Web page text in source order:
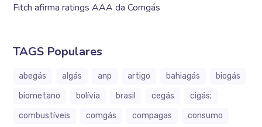
Fitch afirma ratings AAA da Comgás
TAGS Populares
abegás algás anp artigo bahiagás
biogás
biometano
bolívia brasil cegás
cigás;
combustíveis
comgás compagas
consumo